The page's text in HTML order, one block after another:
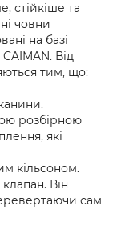
стійкіше та
човни
на базі
Від
тим, що:
розбірною
які
кільсоном.
Він
сам